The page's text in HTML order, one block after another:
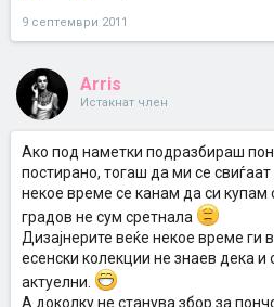
9 септември 2011
Arris
Истакнат член
Ако под наметки подразбираш
постирано, тогаш да ми се свиѓаат
некое време се канам да си купам
градов не сум сретнала
Дизајнерите веќе некое време ги
есенски колекции не знаев дека и
актуелни.
А доколку не станува збор за